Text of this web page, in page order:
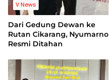
V News
Dari Gedung Dewan ke
Rutan Cikarang, Nyumarno
Resmi Ditahan